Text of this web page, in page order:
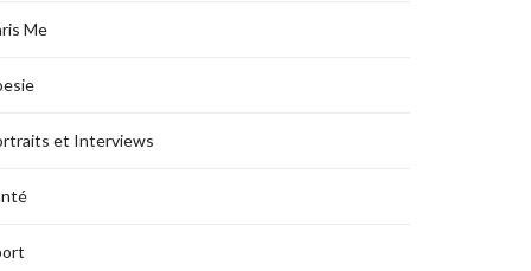
Me
et Interviews